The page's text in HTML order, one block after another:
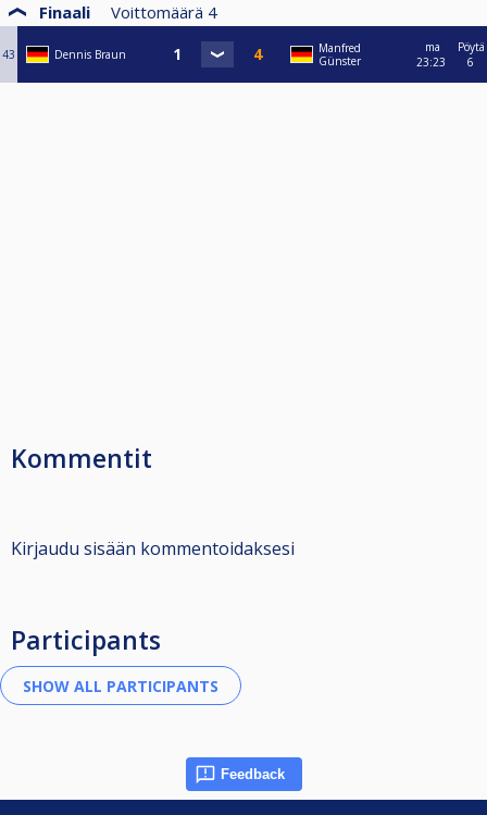
Finaali Voittomäärä 4
43 Dennis Braun
Manfred
Günster
ma
23:23
Pöytä
6
Kommentit
Kirjaudu sisään kommentoidaksesi
Participants
Feedback